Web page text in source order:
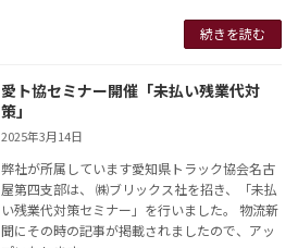
続きを読む
愛ト協セミナー開催「未払い残業代対
策」
2025年3月14日
弊社が所属しています愛知県トラック協会名古
屋第四支部は、 ㈱ブリックス社を招き、「未払
い残業代対策セミナー」を行いました。 物流新
聞にその時の記事が掲載されましたので、アッ